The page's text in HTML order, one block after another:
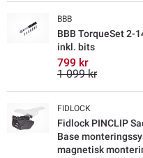
BBB
BBB TorqueSet 2-
inkl. bits
799 kr
1 099 kr
FIDLOCK
Fidlock PINCLIP
Base
magnetisk